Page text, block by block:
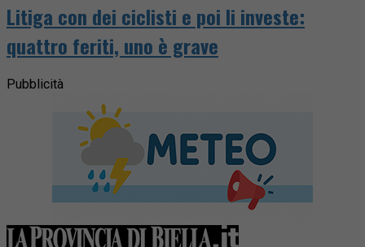
Litiga con dei ciclisti e poi li investe:
quattro feriti, uno è grave
Pubblicità